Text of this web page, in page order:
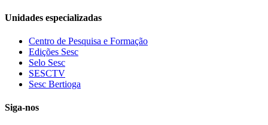
Unidades especializadas
Centro de Pesquisa e Formação
Edições Sesc
Selo Sesc
SESCTV
Sesc Bertioga
Siga-nos